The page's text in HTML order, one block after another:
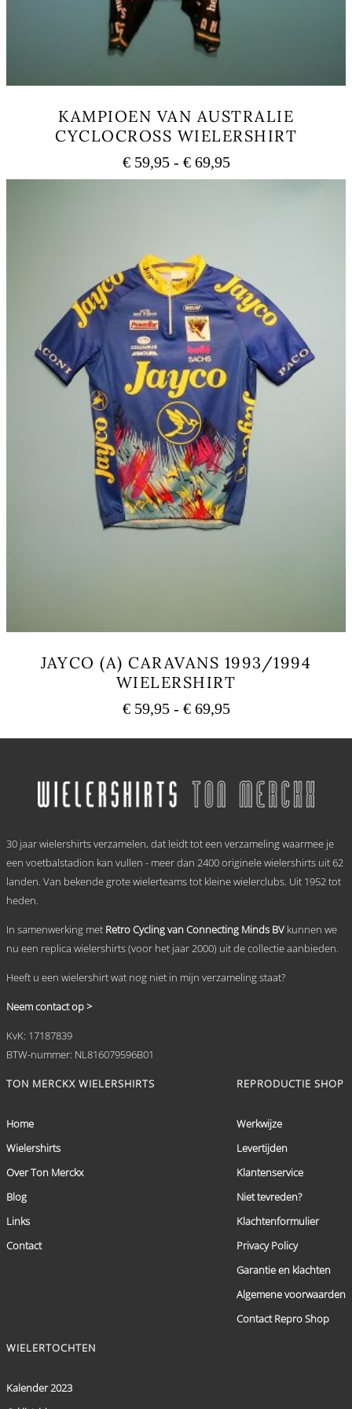
KAMPIOEN VAN AUSTRALIE
CYCLOCROSS WIELERSHIRT
€59,95 - €69,95Prijsklasse:
€ 59,95
Deze
optie
kan
gekozen
worden
op
de
productpagina
JAYCO (A) CARAVANS 1993/1994
WIELERSHIRT
€59,95 - €69,95Prijsklasse:
tot
variaties.
Deze
gekozen
worden
de
30 jaar wielershirts verzamelen, dat leidt tot een verzameling waarmee je
een voetbalstadion kan vullen - meer dan 2400 originele wielershirts uit 62
landen. Van bekende grote wielerteams tot kleine wielerclubs. Uit 1952 tot
heden.
In samenwerking met Retro Cycling van Connecting Minds BV kunnen we
nu een replica wielershirts (voor het jaar 2000) uit de collectie aanbieden.
Heeft u een wielershirt wat nog niet in mijn verzameling staat?
Neem contact op >
KvK: 17187839
BTW-nummer: NL816079596B01
TON MERCKX WIELERSHIRTS
Home
Wielershirts
Over Ton Merckx
Blog
Links
Contact
REPRODUCTIE SHOP
Werkwijze
Levertijden
Klantenservice
Niet tevreden?
Klachtenformulier
Privacy Policy
Garantie en klachten
Algemene voorwaarden
Contact Repro Shop
WIELERTOCHTEN
Kalender 2023